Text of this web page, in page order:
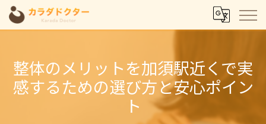
整体のメリットを加須駅近くで実
感するための選び方と安心ポイン
ト